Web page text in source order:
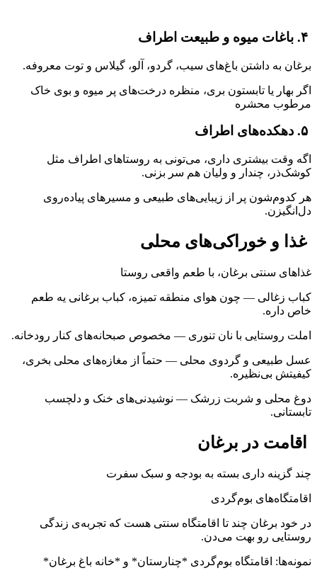
برغان به داشتن باغ‌های سیب، گردو، آلو، گیلاس و توت معروفه.
اگر بهار یا تابستون بری، منظره درخت‌های پر میوه و بوی خاک
مرطوب محشره
اگه وقت بیشتری داری، می‌تونی به روستاهای اطراف مثل
کوشک‌ذر، چندار و ولیان هم سر بزنی.
هر کدوم‌شون پر از زیبایی‌های طبیعی و مسیرهای پیاده‌روی
دل‌انگیزن.
غذا و خوراکی‌های محلی
غذاهای سنتی برغان، با طعم واقعی روستا
کباب زغالی — چون هوای منطقه تمیزه، کباب برغانی یه طعم
خاص داره.
املت روستایی با نان تنوری — مخصوص صبحانه‌های کنار رودخانه.
عسل طبیعی و گردوی محلی — حتماً از مغازه‌های محلی بخری،
کیفیتش بی‌نظیره.
دوغ محلی و شربت زرشک — نوشیدنی‌های خنک و دلچسب
تابستانی.
اقامت در برغان
چند گزینه داری بسته به بودجه و سبک سفرت
اقامتگاه‌های بوم‌گردی
در خود برغان چند تا اقامتگاه سنتی هست که تجربه‌ی زندگی
روستایی رو بهت می‌دن.
نمونه‌ها: اقامتگاه بوم‌گردی *چنارستان* و *خانه باغ برغان*